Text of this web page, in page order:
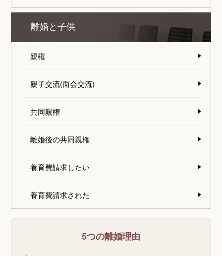
離婚と子供
親権
親子交流(面会交流)
共同親権
離婚後の共同親権
養育費請求したい
養育費請求された
5つの離婚理由